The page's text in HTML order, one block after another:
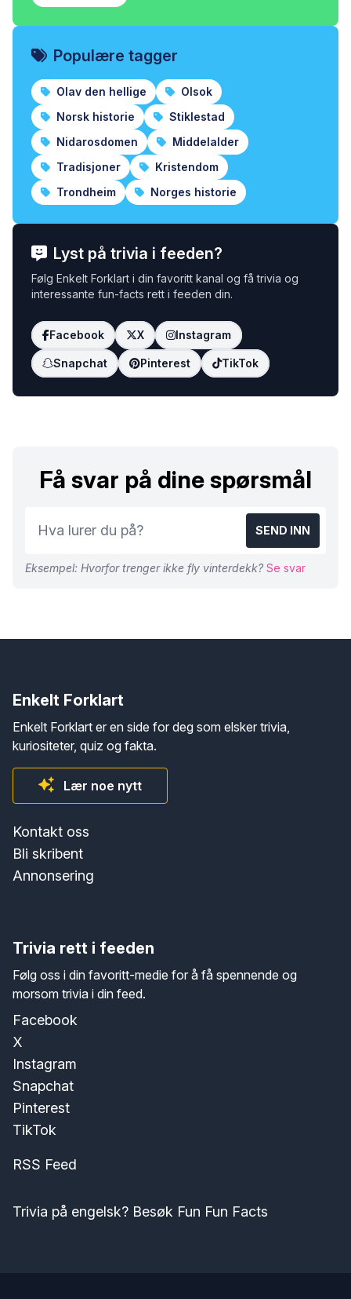
Populære tagger
Olav den hellige
Olsok
Norsk historie
Stiklestad
Nidarosdomen
Middelalder
Tradisjoner
Kristendom
Trondheim
Norges historie
Lyst på trivia i feeden?
Følg Enkelt Forklart i din favoritt kanal og få trivia og
interessante fun-facts rett i feeden din.
Facebook X Instagram
Snapchat Pinterest TikTok
Få svar på dine spørsmål
SEND INN
Eksempel: Hvorfor trenger ikke fly vinterdekk? Se svar
Enkelt Forklart
Enkelt Forklart er en side for deg som elsker trivia,
kuriositeter, quiz og fakta.
Lær noe nytt
Kontakt oss
Bli skribent
Annonsering
Trivia rett i feeden
Følg oss i din favoritt-medie for å få spennende og
morsom trivia i din feed.
Facebook
X
Instagram
Snapchat
Pinterest
TikTok
RSS Feed
Trivia på engelsk? Besøk Fun Fun Facts